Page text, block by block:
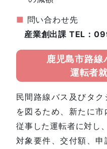
■ 問い合わせ先
産業創出課 TEL：
鹿児島市路線
運転者
民間路線バス及びタ
を図るため、新たに
従事した運転者に対し
対象要件、交付額、